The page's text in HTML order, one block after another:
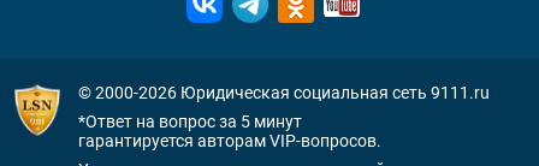
© 2000-2026 Юридическая социальная сеть 9111.ru
*Ответ на вопрос за 5 минут
гарантируется авторам VIP-вопросов.